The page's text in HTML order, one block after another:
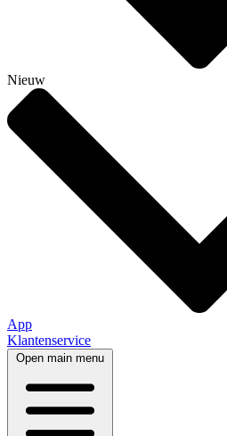
Nieuw
App
Klantenservice
Open main menu